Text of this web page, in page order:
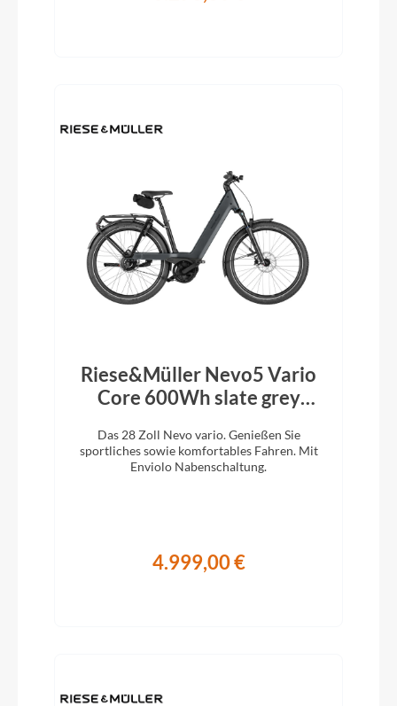
Riese&Müller Nevo5 Vario
Core 600Wh slate grey
Das 28 Zoll Nevo vario. Genießen Sie
sportliches sowie komfortables Fahren. Mit
Enviolo Nabenschaltung.
4.999,00 €